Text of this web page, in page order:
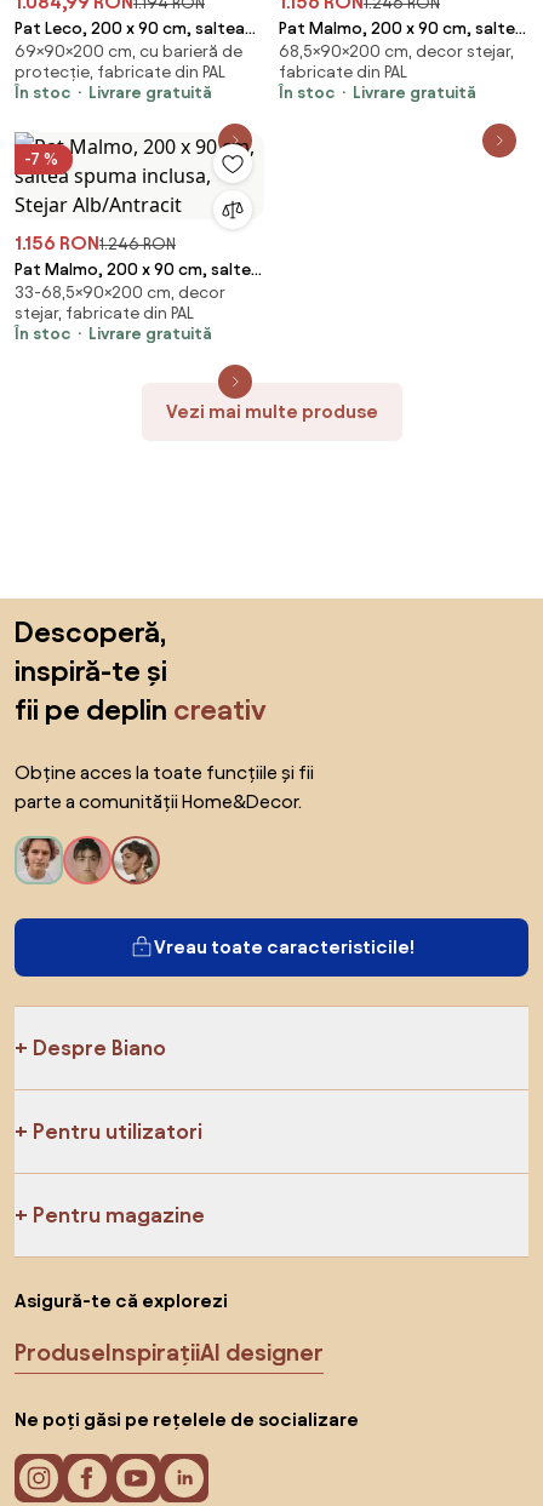
Pat Leco, 200 x 90 cm, saltea
spuma inclusa, Alb/Bleu
69×90×200 cm, cu barieră de
protecție, fabricate din PAL
În stoc
Livrare gratuită
Pat Malmo, 200 x 90 cm, saltea
spuma inclusa, Stejar
Artisan/Argila
68,5×90×200 cm, decor stejar,
fabricate din PAL
În stoc
Livrare gratuită
-7 %
1.156 RON1.246 RON
Pat Malmo, 200 x 90 cm, saltea
spuma inclusa, Stejar
Alb/Antracit
33-68,5×90×200 cm, decor
stejar, fabricate din PAL
În stoc
Livrare gratuită
Vezi mai multe produse
Descoperă,
inspiră-te și
fii pe deplin creativ
Obține acces la toate funcțiile și fii
parte a comunității Home&Decor.
Vreau toate caracteristicile!
Despre Biano
Pentru utilizatori
Pentru magazine
Asigură-te că explorezi
ProduseInspirațiiAI designer
Ne poți găsi pe rețelele de socializare